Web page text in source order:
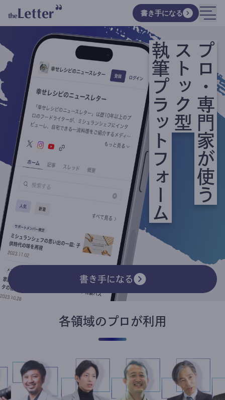
書き手になる
プロ・専門家が使う
ストック型
執筆プラットフォーム
書き手になる
各領域のプロが利用